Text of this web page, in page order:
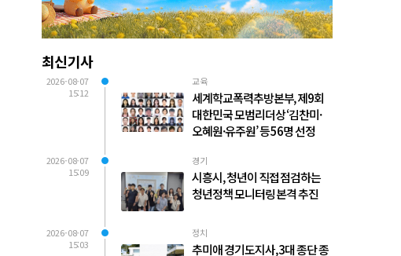
최신기사
2026-08-07
15:12
교육
세계학교폭력추방본부, 제9회
대한민국 모범리더상 ‘김찬미·
오혜원·유주원’ 등 56명 선정
2026-08-07
15:09
경기
시흥시, 청년이 직접 점검하는
청년정책 모니터링 본격 추진
2026-08-07
15:03
정치
추미애 경기도지사, 3대 종단 종